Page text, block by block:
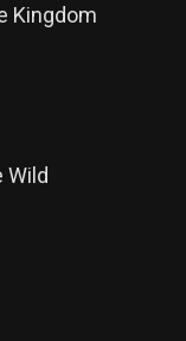
Kingdom
Wild